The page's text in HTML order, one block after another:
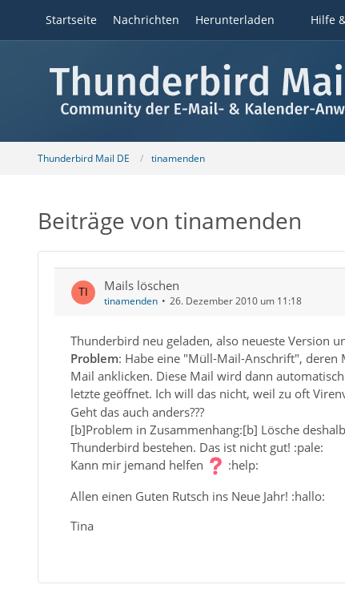
Startseite Nachrichten Herunterladen Hilfe
Thunderbird Mail DE tinamenden
Beiträge von tinamenden
Mails löschen
tinamenden 26. Dezember 2010 um 11:18
Thunderbird neu geladen, also neueste Version
Problem: Habe eine "Müll-Mail-Anschrift", deren
Mail anklicken. Diese Mail wird dann
letzte geöffnet. Ich will das nicht, weil zu oft
Geht das auch anders???
[b]Problem in Zusammenhang:[b] Lösche
Thunderbird bestehen. Das ist nicht gut! :pale:
Kann mir jemand helfen
:help:
Allen einen Guten Rutsch ins Neue Jahr! :hallo:
Tina